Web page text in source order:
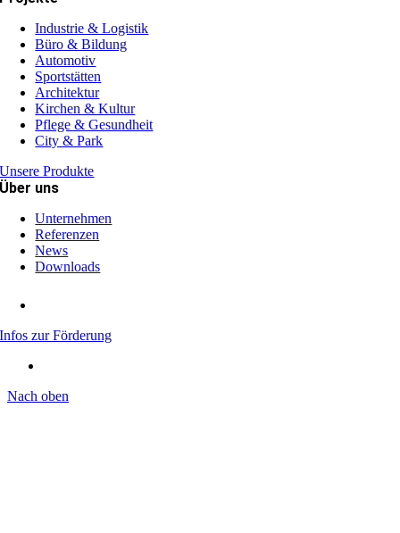
Industrie & Logistik
Büro & Bildung
Automotiv
Sportstätten
Architektur
Kirchen & Kultur
Pflege & Gesundheit
City & Park
Unsere Produkte
Über uns
Unternehmen
Referenzen
News
Downloads
Infos zur Förderung
Nach oben